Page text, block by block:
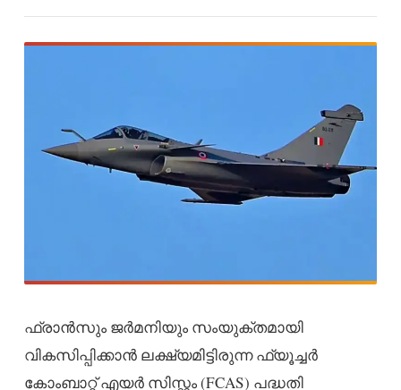
ഫ്രാൻസും ജർമനിയും സംയുക്തമായി
വികസിപ്പിക്കാൻ ലക്ഷ്യമിട്ടിരുന്ന ഫ്യൂച്ചർ
കോംബാറ്റ് എയർ സിസ്റ്റം (FCAS) പദ്ധതി